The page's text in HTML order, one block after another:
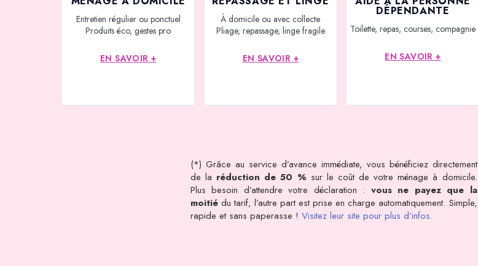
Entretien régulier ou ponctuel
Produits éco, gestes pro
EN SAVOIR +
À domicile ou avec collecte
Pliage, repassage, linge fragile
EN SAVOIR +
DÉPENDANTE
Toilette, repas, courses, compagnie
EN SAVOIR +
(*) Grâce au service d’avance immédiate, vous bénéficiez directement
de la réduction de 50 % sur le coût de votre ménage à domicile.
Plus besoin d’attendre votre déclaration : vous ne payez que la
moitié du tarif, l’autre part est prise en charge automatiquement. Simple,
rapide et sans paperasse ! Visitez leur site pour plus d’infos.